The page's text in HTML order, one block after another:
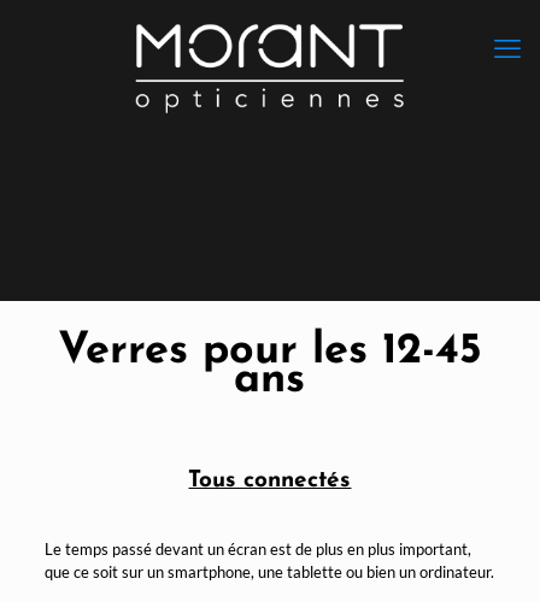
Verres pour les 12-45
ans
Tous connectés
Le temps passé devant un écran est de plus en plus important,
que ce soit sur un smartphone, une tablette ou bien un ordinateur.